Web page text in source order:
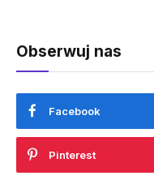
Obserwuj nas
Facebook
Pinterest